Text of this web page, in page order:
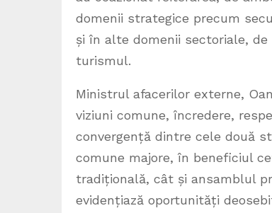
domenii strategice precum
și în alte domenii sectoriale,
turismul.
Ministrul afacerilor externe,
viziuni comune, încredere,
convergență dintre cele două
comune majore, în beneficiul
tradițională, cât și ansamblul
evidențiază oportunități